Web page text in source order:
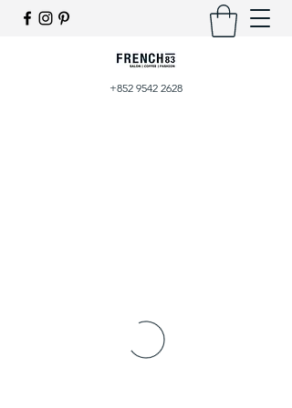
+852 9542 2628